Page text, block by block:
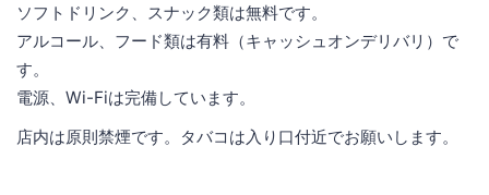
ソフトドリンク、スナック類は無料です。
アルコール、フード類は有料（キャッシュオンデリバリ）で
す。
電源、Wi-Fiは完備しています。
店内は原則禁煙です。タバコは入り口付近でお願いします。